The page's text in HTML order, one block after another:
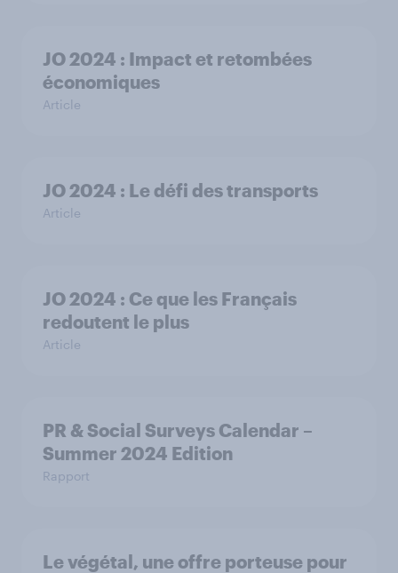
JO 2024 : Impact et retombées
économiques
Article
JO 2024 : Le défi des transports
Article
JO 2024 : Ce que les Français
redoutent le plus
Article
PR & Social Surveys Calendar –
Summer 2024 Edition
Rapport
Le végétal, une offre porteuse pour